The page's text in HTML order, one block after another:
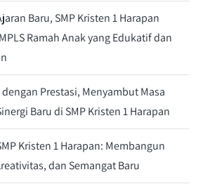
Baru, SMP Kristen 1 Harapan
Ramah Anak yang Edukatif dan
Prestasi, Menyambut Masa
Baru di SMP Kristen 1 Harapan
Kristen 1 Harapan: Membangun
dan Semangat Baru